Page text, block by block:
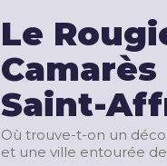
Le
Saint-
Où trouve-t-on un
et une ville entourée